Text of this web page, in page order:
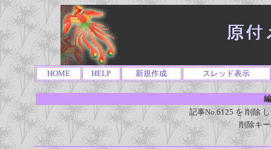
HOME HELP 新規作成 スレッド表示
記事No.6125 を 削除
削除キ